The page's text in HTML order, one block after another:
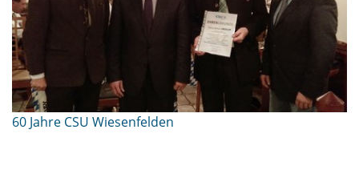
60 Jahre CSU Wiesenfelden